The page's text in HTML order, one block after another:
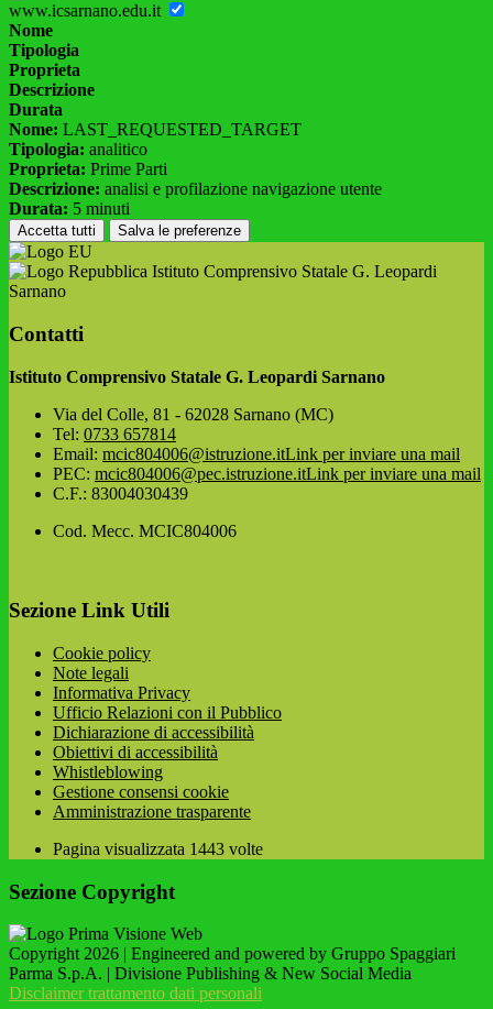
www.icsarnano.edu.it
Nome
Tipologia
Proprieta
Descrizione
Durata
Nome: LAST_REQUESTED_TARGET
Tipologia: analitico
Proprieta: Prime Parti
Descrizione: analisi e profilazione navigazione utente
Durata: 5 minuti
Accetta tutti Salva le preferenze
Istituto Comprensivo Statale G. Leopardi
Sarnano
Contatti
Istituto Comprensivo Statale G. Leopardi Sarnano
Via del Colle, 81 - 62028 Sarnano (MC)
Tel: 0733 657814
Email: mcic804006@istruzione.itLink per inviare una mail
PEC: mcic804006@pec.istruzione.itLink per inviare una mail
C.F.: 83004030439
Cod. Mecc. MCIC804006
Sezione Link Utili
Cookie policy
Note legali
Informativa Privacy
Ufficio Relazioni con il Pubblico
Dichiarazione di accessibilità
Obiettivi di accessibilità
Whistleblowing
Gestione consensi cookie
Amministrazione trasparente
Pagina visualizzata 1443 volte
Sezione Copyright
Copyright 2026 | Engineered and powered by Gruppo Spaggiari
Parma S.p.A. | Divisione Publishing & New Social Media
Disclaimer trattamento dati personali